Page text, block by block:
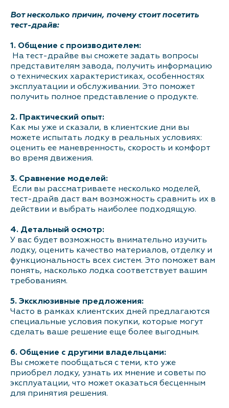
Контакты
Вот несколько причин, почему стоит посетить
тест-драйв:
1. Общение с производителем:
На тест-драйве вы сможете задать вопросы
представителям завода, получить информацию
о технических характеристиках, особенностях
эксплуатации и обслуживании. Это поможет
получить полное представление о продукте.
2. Практический опыт:
Как мы уже и сказали, в клиентские дни вы
можете испытать лодку в реальных условиях:
оценить ее маневренность, скорость и комфорт
во время движения.
3. Сравнение моделей:
Если вы рассматриваете несколько моделей,
тест-драйв даст вам возможность сравнить их в
действии и выбрать наиболее подходящую.
4. Детальный осмотр:
У вас будет возможность внимательно изучить
лодку, оценить качество материалов, отделку и
функциональность всех систем. Это поможет вам
понять, насколько лодка соответствует вашим
требованиям.
5. Эксклюзивные предложения:
Часто в рамках клиентских дней предлагаются
специальные условия покупки, которые могут
сделать ваше решение еще более выгодным.
6. Общение с другими владельцами:
Вы сможете пообщаться с теми, кто уже
приобрел лодку, узнать их мнение и советы по
эксплуатации, что может оказаться бесценным
для принятия решения.